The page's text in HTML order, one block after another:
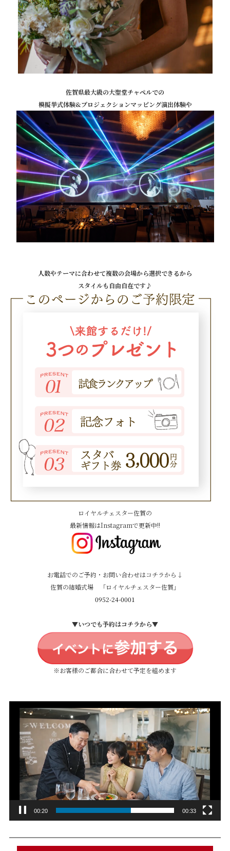
佐賀県最大級の大聖堂チャペルでの
模擬挙式体験&プロジェクションマッピング演出体験や
人数やテーマに合わせて複数の会場から選択できるから
スタイルも自由自在です♪
ロイヤルチェスター佐賀の
最新情報はInstagramで更新中!!
お電話でのご予約・お問い合わせはコチラから↓
佐賀の結婚式場 「ロイヤルチェスター佐賀」
0952-24-0001
▼いつでも予約はコチラから▼
※お客様のご都合に合わせて予定を組めます
00:22 00:33